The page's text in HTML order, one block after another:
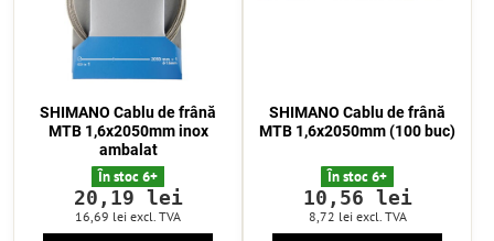
SHIMANO Cablu de frână
MTB 1,6x2050mm inox
ambalat
În stoc 6+
20,19 lei
16,69 lei excl. TVA
SHIMANO Cablu de frână
MTB 1,6x2050mm (100 buc)
În stoc 6+
10,56 lei
8,72 lei excl. TVA